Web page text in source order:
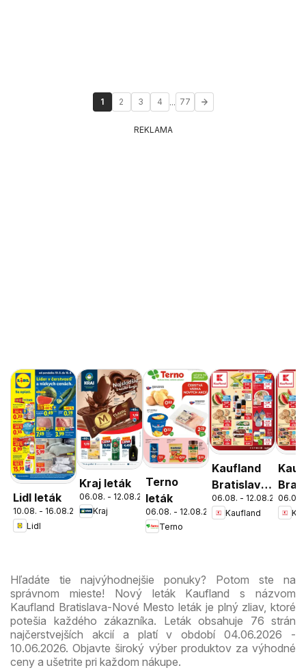
1 2 3 4 ... 77
REKLAMA
Lidl leták
10.08. - 16.08.2026
Lidl
Kraj leták
06.08. - 12.08.2026
Kraj
Terno
leták
06.08. - 12.08.2026
Terno
Kaufland
Bratislava-
Patrónka
leták
06.08. - 12.08.2026
Kaufland
Nové
06.08.
Hľadáte tie najvýhodnejšie ponuky? Potom ste na
správnom mieste! Nový leták Kaufland s názvom
Kaufland Bratislava-Nové Mesto leták je plný zliav, ktoré
potešia každého zákazníka. Leták obsahuje 76 strán
najčerstvejších akcií a platí v období 04.06.2026 -
10.06.2026. Objavte široký výber produktov za výhodné
ceny a ušetrite pri každom nákupe.